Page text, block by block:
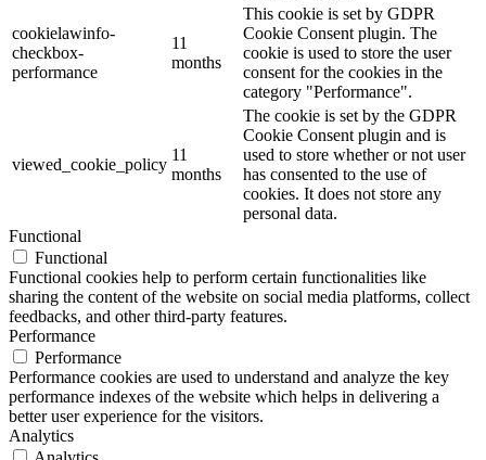
cookielawinfo-
checkbox-
performance
11
months
This cookie is set by GDPR
Cookie Consent plugin. The
cookie is used to store the user
consent for the cookies in the
category "Performance".
viewed_cookie_policy
11
months
The cookie is set by the GDPR
Cookie Consent plugin and is
used to store whether or not user
has consented to the use of
cookies. It does not store any
personal data.
Functional
Functional
Functional cookies help to perform certain functionalities like
sharing the content of the website on social media platforms, collect
feedbacks, and other third-party features.
Performance
Performance
Performance cookies are used to understand and analyze the key
performance indexes of the website which helps in delivering a
better user experience for the visitors.
Analytics